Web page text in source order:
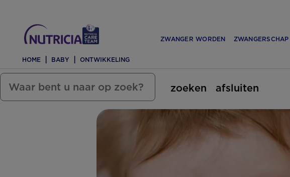
ZWANGER WORDEN ZWANGERSCHAP
zoeken afsluiten
HOME BABY ONTWIKKELING